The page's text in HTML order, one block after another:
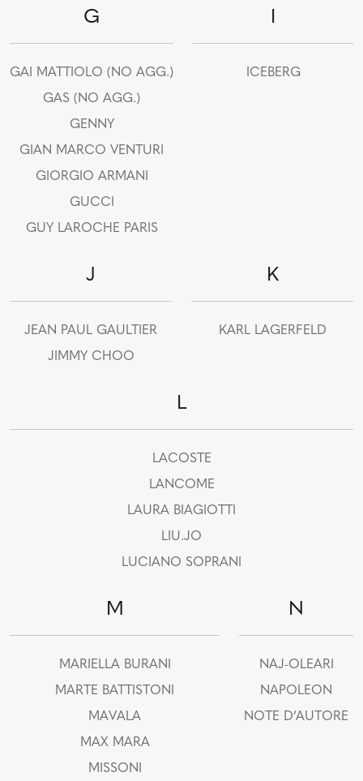
G
GAI MATTIOLO (NO AGG.)
GAS (NO AGG.)
GENNY
GIAN MARCO VENTURI
GIORGIO ARMANI
GUCCI
GUY LAROCHE PARIS
I
ICEBERG
J
JEAN PAUL GAULTIER
JIMMY CHOO
K
KARL LAGERFELD
L
LACOSTE
LANCOME
LAURA BIAGIOTTI
LIU.JO
LUCIANO SOPRANI
M
MARIELLA BURANI
MARTE BATTISTONI
MAVALA
MAX MARA
MISSONI
N
NAJ-OLEARI
NAPOLEON
NOTE D’AUTORE